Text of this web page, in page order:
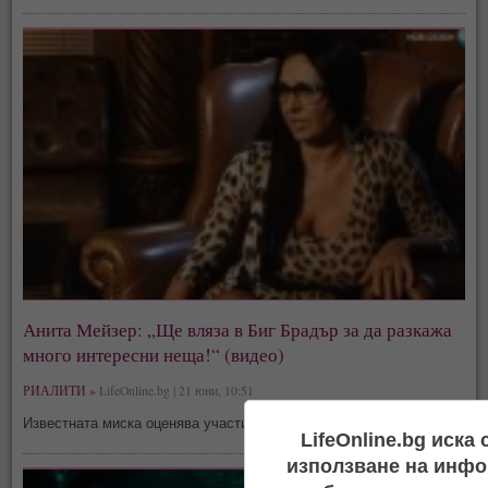
Анита Мейзер: „Ще вляза в Биг Брадър за да разкажа
много интересни неща!“ (видео)
РИАЛИТИ » LifeOnline.bg | 21 юни, 10:51
Известната миска оценява участието си в шоуто на 200 бона
LifeOnline.bg иска
използване на